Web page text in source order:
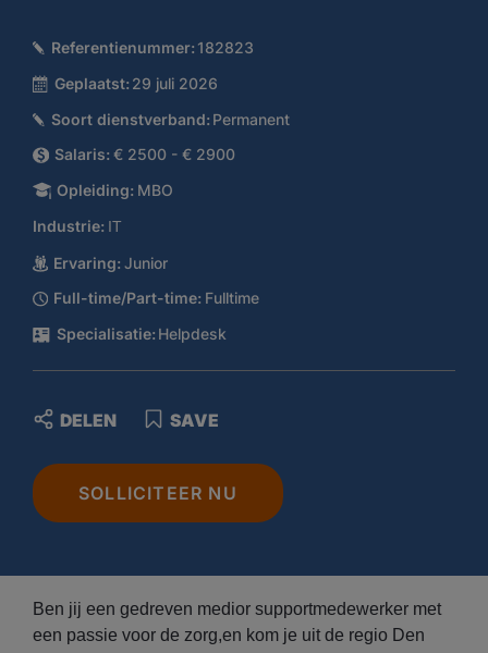
Referentienummer: 182823
Geplaatst: 29 juli 2026
Soort dienstverband: Permanent
Salaris: € 2500 - € 2900
Opleiding: MBO
Industrie: IT
Ervaring: Junior
Full-time/Part-time: Fulltime
Specialisatie: Helpdesk
SOLLICITEER NU
SAVE
DELEN
Ben jij een gedreven medior supportmedewerker met
een passie voor de zorg,en kom je uit de regio Den